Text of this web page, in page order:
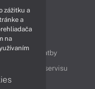
a platby
Cenník servisu
zážitku a
a
na